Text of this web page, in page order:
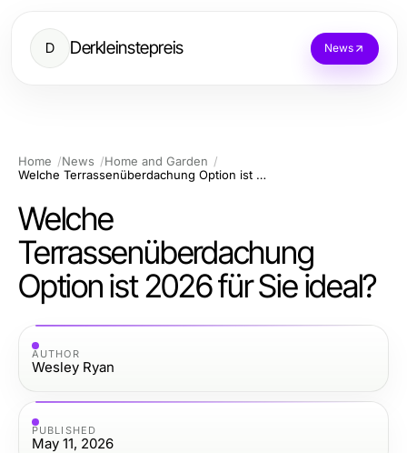
D Derkleinstepreis News
Home News
Home and Garden
Welche Terrassenüberdachung Option ist 2026 für Sie ideal?
Welche
Terrassenüberdachung
Option ist 2026 für Sie ideal?
AUTHOR
Wesley Ryan
PUBLISHED
May 11, 2026